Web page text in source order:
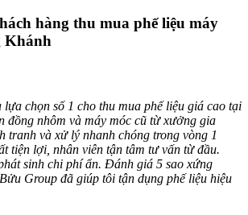
hàng thu mua phế liệu máy
Khánh
chọn số 1 cho thu mua phế liệu giá cao tại
đồng nhôm và máy móc cũ từ xưởng gia
tranh và xử lý nhanh chóng trong vòng 1
tiện lợi, nhân viên tận tâm tư vấn từ đầu.
sinh chi phí ẩn. Đánh giá 5 sao xứng
Group đã giúp tôi tận dụng phế liệu hiệu